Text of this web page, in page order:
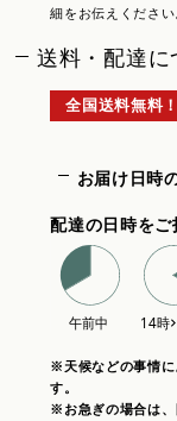
細をお伝えください
送料・配達に
全国送料無料！
お届け日時
配達の日時をご
※天候などの事情に
す。
※お急ぎの場合は、